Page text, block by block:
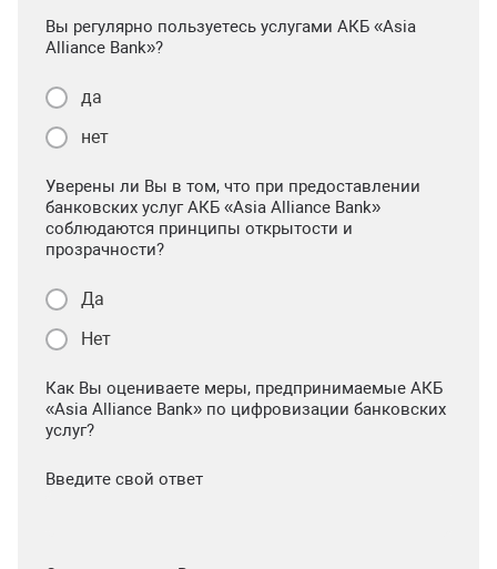
Вы регулярно пользуетесь услугами АКБ «Asia
Alliance Bank»?
да
нет
Уверены ли Вы в том, что при предоставлении
банковских услуг АКБ «Asia Alliance Bank»
соблюдаются принципы открытости и
прозрачности?
Да
Нет
Как Вы оцениваете меры, предпринимаемые АКБ
«Asia Alliance Bank» по цифровизации банковских
услуг?
Введите свой ответ